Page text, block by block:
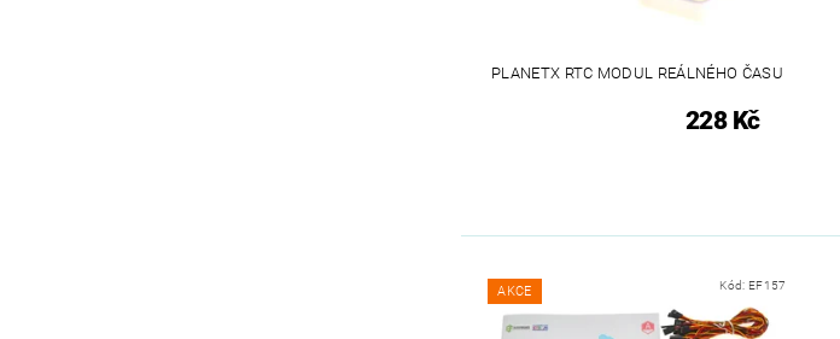
PLANETX RTC MODUL REÁLNÉHO ČASU
228 Kč
AKCE Kód: EF157